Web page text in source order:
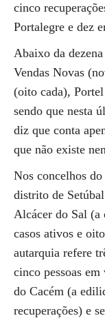
cinco
Portalegre e dez
Abaixo da
Vendas Novas
(oito cada),
sendo que nesta
diz que conta
que não existe
Nos concelhos
distrito de
Alcácer do Sal (a
casos ativos e
autarquia refere
cinco pessoas
do Cacém (a
recuperações) e